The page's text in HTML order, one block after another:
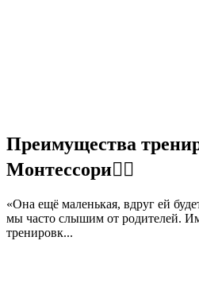
Преимущества
Монтессори👇🏼
«Она ещё маленькая, вдруг ей
мы часто слышим от родителей.
тренировк...